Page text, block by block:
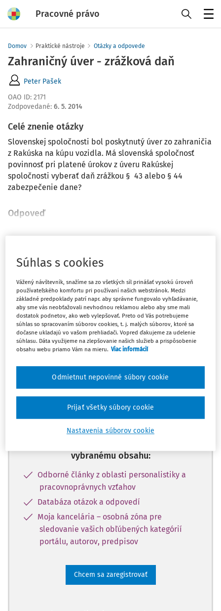
Pracovné právo
Domov Praktické nástroje Otázky a odpovede
Zahraničný úver - zrážková daň
Peter Pašek
OAO ID: 2171
Zodpovedané: 6. 5. 2014
Celé znenie otázky
Slovenskej spoločnosti bol poskytnutý úver zo zahraničia
z Rakúska na kúpu vozidla. Má slovenská spoločnosť
povinnosť pri platené úrokov z úveru Rakúskej
spoločnosti vyberať daň zrážkou § 43 alebo § 44
zabezpečenie dane?
Odpoveď
Ups, zatiaľ ste si prečítali len
začiatok...
Celý odborný obsah z tejto oblasti je
dostupný predplatiteľom portálu.
a získajte prístup na 10 dní zdarma, stačí
sa len zaregistrovať.
vybranému obsahu:
Odborné články z oblasti personalistiky a
pracovnoprávnych vzťahov
Databáza otázok a odpovedí
Moja kancelária – osobná zóna pre
sledovanie vašich obľúbených kategórií
portálu, autorov, predpisov
Chcem sa zaregistrovať
Súhlas s cookies
Vážený návštevník, snažíme sa zo všetkých síl prinášať vysokú úroveň
používateľského komfortu pri používaní našich webstránok. Medzi
základné predpoklady patrí napr. aby správne fungovalo vyhľadávanie,
aby sme vás neobťažovali nevhodnou reklamou alebo aby sme mali
dostatok podnetov, ako web vylepšovať. Preto od Vás potrebujeme
súhlas so spracovaním súborov cookies, t. j. malých súborov, ktoré sa
dočasne ukladajú vo vašom prehliadači. Vopred ďakujeme za udelenie
súhlasu. Dáta využijeme na zlepšovanie našich služieb a prispôsobenie
obsahu webu priamo Vám na mieru. Viac informácií
Nastavenia súborov cookie
Odmietnut nepovinné súbory cookie
Prijať všetky súbory cookie